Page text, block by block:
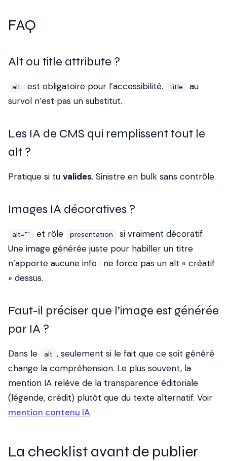
FAQ
Alt ou title attribute ?
alt est obligatoire pour l’accessibilité. title
au
survol n’est pas un substitut.
Les IA de CMS qui remplissent tout le
alt ?
Pratique si tu valides. Sinistre en bulk sans contrôle.
Images IA décoratives ?
alt="" et rôle presentation
si vraiment décoratif.
Une image générée juste pour habiller un titre
n’apporte aucune info : ne force pas un alt « créatif
» dessus.
Faut-il préciser que l’image est générée
par IA ?
Dans le alt , seulement si le fait que ce soit généré
change la compréhension. Le plus souvent, la
mention IA relève de la transparence éditoriale
(légende, crédit) plutôt que du texte alternatif. Voir
mention contenu IA.
La checklist avant de publier